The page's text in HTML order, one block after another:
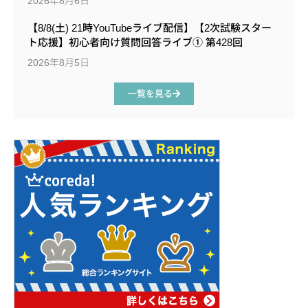
【8/8(土) 21時YouTubeライブ配信】【2次試験スター
ト応援】初心者向け質問回答ライブ① 第428回
2026年8月5日
一覧を見る